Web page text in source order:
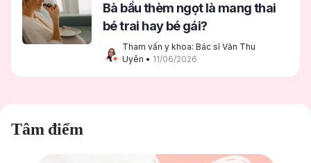
Bà bầu thèm ngọt là mang thai
bé trai hay bé gái?
Tham vấn y khoa: Bác sĩ Văn Thu
Uyên • 11/06/2026
Tâm điểm